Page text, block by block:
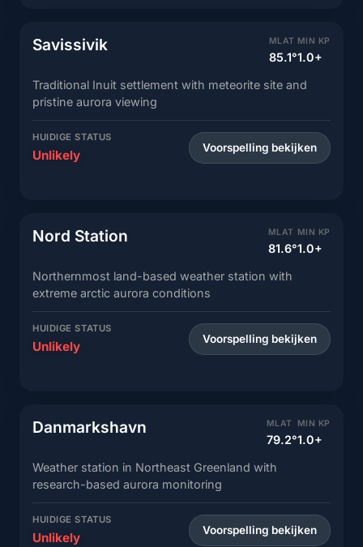
Savissivik MLAT
85.1°
MIN KP
1.0+
Traditional Inuit settlement with meteorite site and
pristine aurora viewing
HUIDIGE STATUS
Unlikely Voorspelling bekijken
Nord Station MLAT
81.6°
MIN KP
1.0+
Northernmost land-based weather station with
extreme arctic aurora conditions
HUIDIGE STATUS
Unlikely Voorspelling bekijken
Danmarkshavn MLAT
79.2°
MIN KP
1.0+
Weather station in Northeast Greenland with
research-based aurora monitoring
HUIDIGE STATUS
Unlikely Voorspelling bekijken